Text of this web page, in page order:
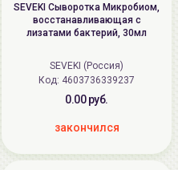
SEVEKI Сыворотка Микробиом,
восстанавливающая с
лизатами бактерий, 30мл
SEVEKI (Россия)
Код: 4603736339237
0.00 руб.
закончился